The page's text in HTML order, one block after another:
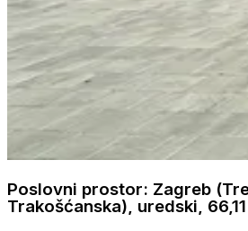
Poslovni prostor: Zagreb
Trakošćanska), uredski,